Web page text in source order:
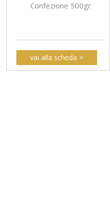
Confezione 500gr
vai alla scheda